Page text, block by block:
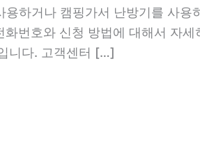
하거나 캠핑가서 난방기를 사
번호와 신청 방법에 대해서 자
니다. 고객센터 […]